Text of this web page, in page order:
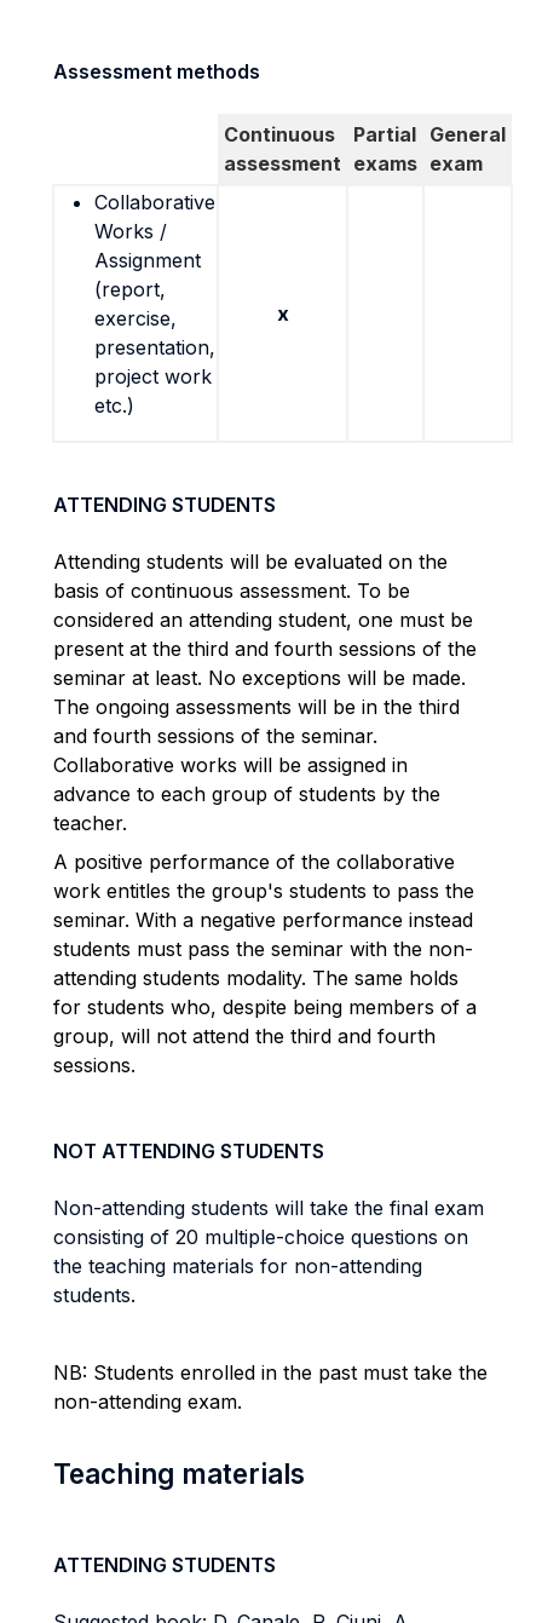
Assessment methods
Continuous
assessment
Partial
exams
General
exam
Collaborative
Works /
Assignment
(report,
exercise,
presentation,
project work
etc.)
x
ATTENDING STUDENTS
Attending students will be evaluated on the
basis of continuous assessment. To be
considered an attending student, one must be
present at the third and fourth sessions of the
seminar at least. No exceptions will be made.
The ongoing assessments will be in the third
and fourth sessions of the seminar.
Collaborative works will be assigned in
advance to each group of students by the
teacher.
A positive performance of the collaborative
work entitles the group's students to pass the
seminar. With a negative performance instead
students must pass the seminar with the non-
attending students modality. The same holds
for students who, despite being members of a
group, will not attend the third and fourth
sessions.
NOT ATTENDING STUDENTS
Non-attending students will take the final exam
consisting of 20 multiple-choice questions on
the teaching materials for non-attending
students.
NB: Students enrolled in the past must take the
non-attending exam.
Teaching materials
ATTENDING STUDENTS